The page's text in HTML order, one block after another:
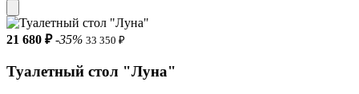
21 680 ₽ -35% 33 350 ₽
Туалетный стол "Луна"